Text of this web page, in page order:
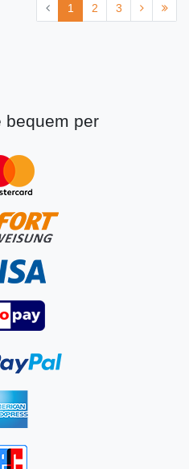
1 2 3
bequem per